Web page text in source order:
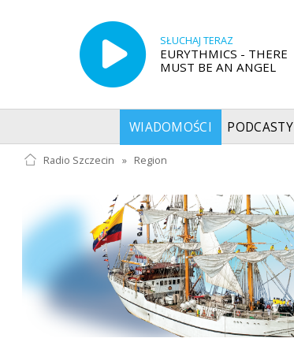
SŁUCHAJ TERAZ
EURYTHMICS - THERE
MUST BE AN ANGEL
WIADOMOŚCI PODCASTY
Radio Szczecin » Region